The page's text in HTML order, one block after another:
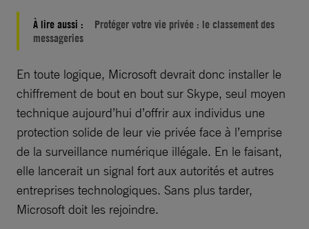
À lire aussi :
Protéger votre vie privée : le classement des
messageries
En toute logique, Microsoft devrait donc installer le
chiffrement de bout en bout sur Skype, seul moyen
technique aujourd’hui d’offrir aux individus une
protection solide de leur vie privée face à l’emprise
de la surveillance numérique illégale. En le faisant,
elle lancerait un signal fort aux autorités et autres
entreprises technologiques. Sans plus tarder,
Microsoft doit les rejoindre.